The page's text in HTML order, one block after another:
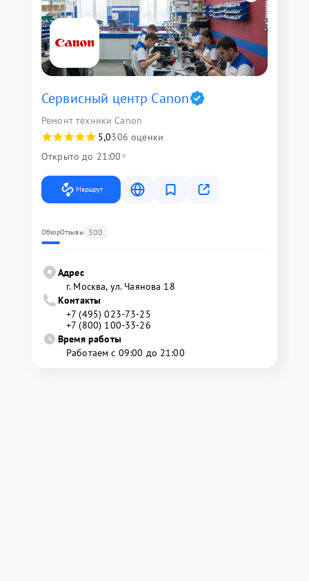
Сервисный центр Canon
Ремонт техники Canon
5,0306 оценки
Открыто до 21:00
Маршрут
ОбзорОтзывы 300
Адрес
г. Москва, ул. Чаянова 18
Контакты
+7 (495) 023-73-25
+7 (800) 100-33-26
Время работы
Работаем с 09:00 до 21:00